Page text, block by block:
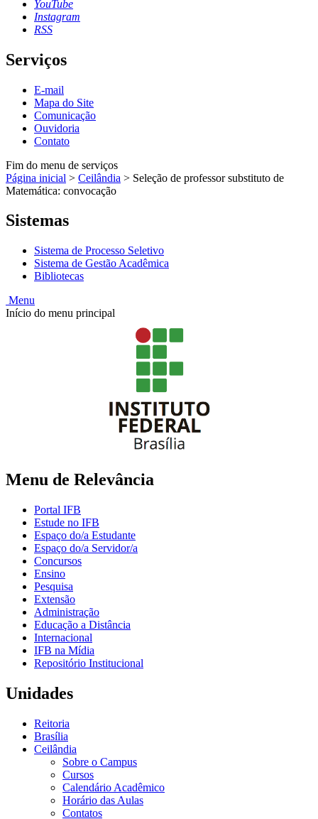
YouTube
Instagram
RSS
Serviços
E-mail
Mapa do Site
Comunicação
Ouvidoria
Contato
Fim do menu de serviços
Página inicial > Ceilândia > Seleção de professor substituto de
Matemática: convocação
Sistemas
Sistema de Processo Seletivo
Sistema de Gestão Acadêmica
Bibliotecas
Menu
Início do menu principal
Menu de Relevância
Portal IFB
Estude no IFB
Espaço do/a Estudante
Espaço do/a Servidor/a
Concursos
Ensino
Pesquisa
Extensão
Administração
Educação a Distância
Internacional
IFB na Mídia
Repositório Institucional
Unidades
Reitoria
Brasília
Ceilândia
Sobre o Campus
Cursos
Calendário Acadêmico
Horário das Aulas
Contatos